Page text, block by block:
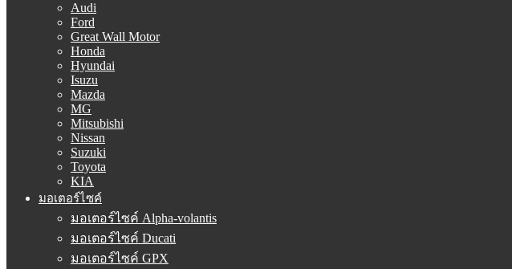
Audi
Ford
Great Wall Motor
Honda
Hyundai
Isuzu
Mazda
MG
Mitsubishi
Nissan
Suzuki
Toyota
KIA
มอเตอร์ไซค์
มอเตอร์ไซค์ Alpha-volantis
มอเตอร์ไซค์ Ducati
มอเตอร์ไซค์ GPX